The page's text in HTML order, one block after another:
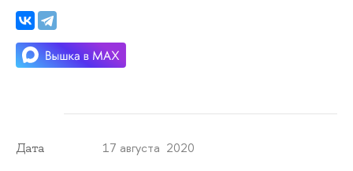
Дата 17 августа 2020